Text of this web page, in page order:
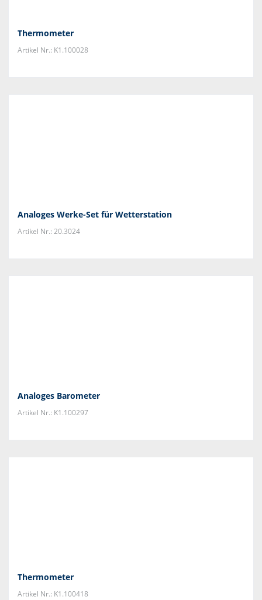
Thermometer
Artikel Nr.: K1.100028
Analoges Werke-Set für Wetterstation
Artikel Nr.: 20.3024
Analoges Barometer
Artikel Nr.: K1.100297
Thermometer
Artikel Nr.: K1.100418